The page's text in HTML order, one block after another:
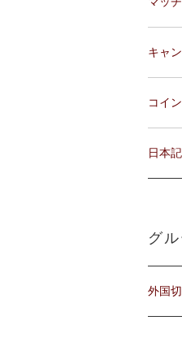
キャ
コイ
日本
グ
外国